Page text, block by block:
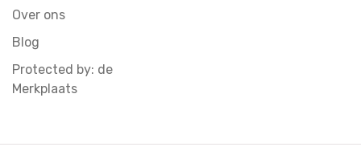
Over ons
Blog
Protected by: de
Merkplaats